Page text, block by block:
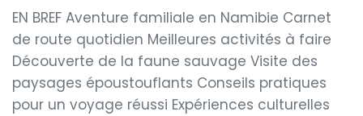
EN BREF Aventure familiale en Namibie Carnet
de route quotidien Meilleures activités à faire
Découverte de la faune sauvage Visite des
paysages époustouflants Conseils pratiques
pour un voyage réussi Expériences culturelles